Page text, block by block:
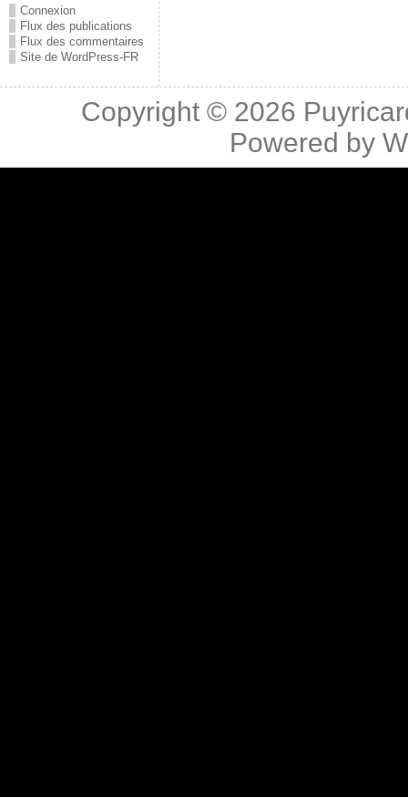
Connexion
Flux des publications
Flux des commentaires
Site de WordPress-FR
Copyright © 2026
Powered by